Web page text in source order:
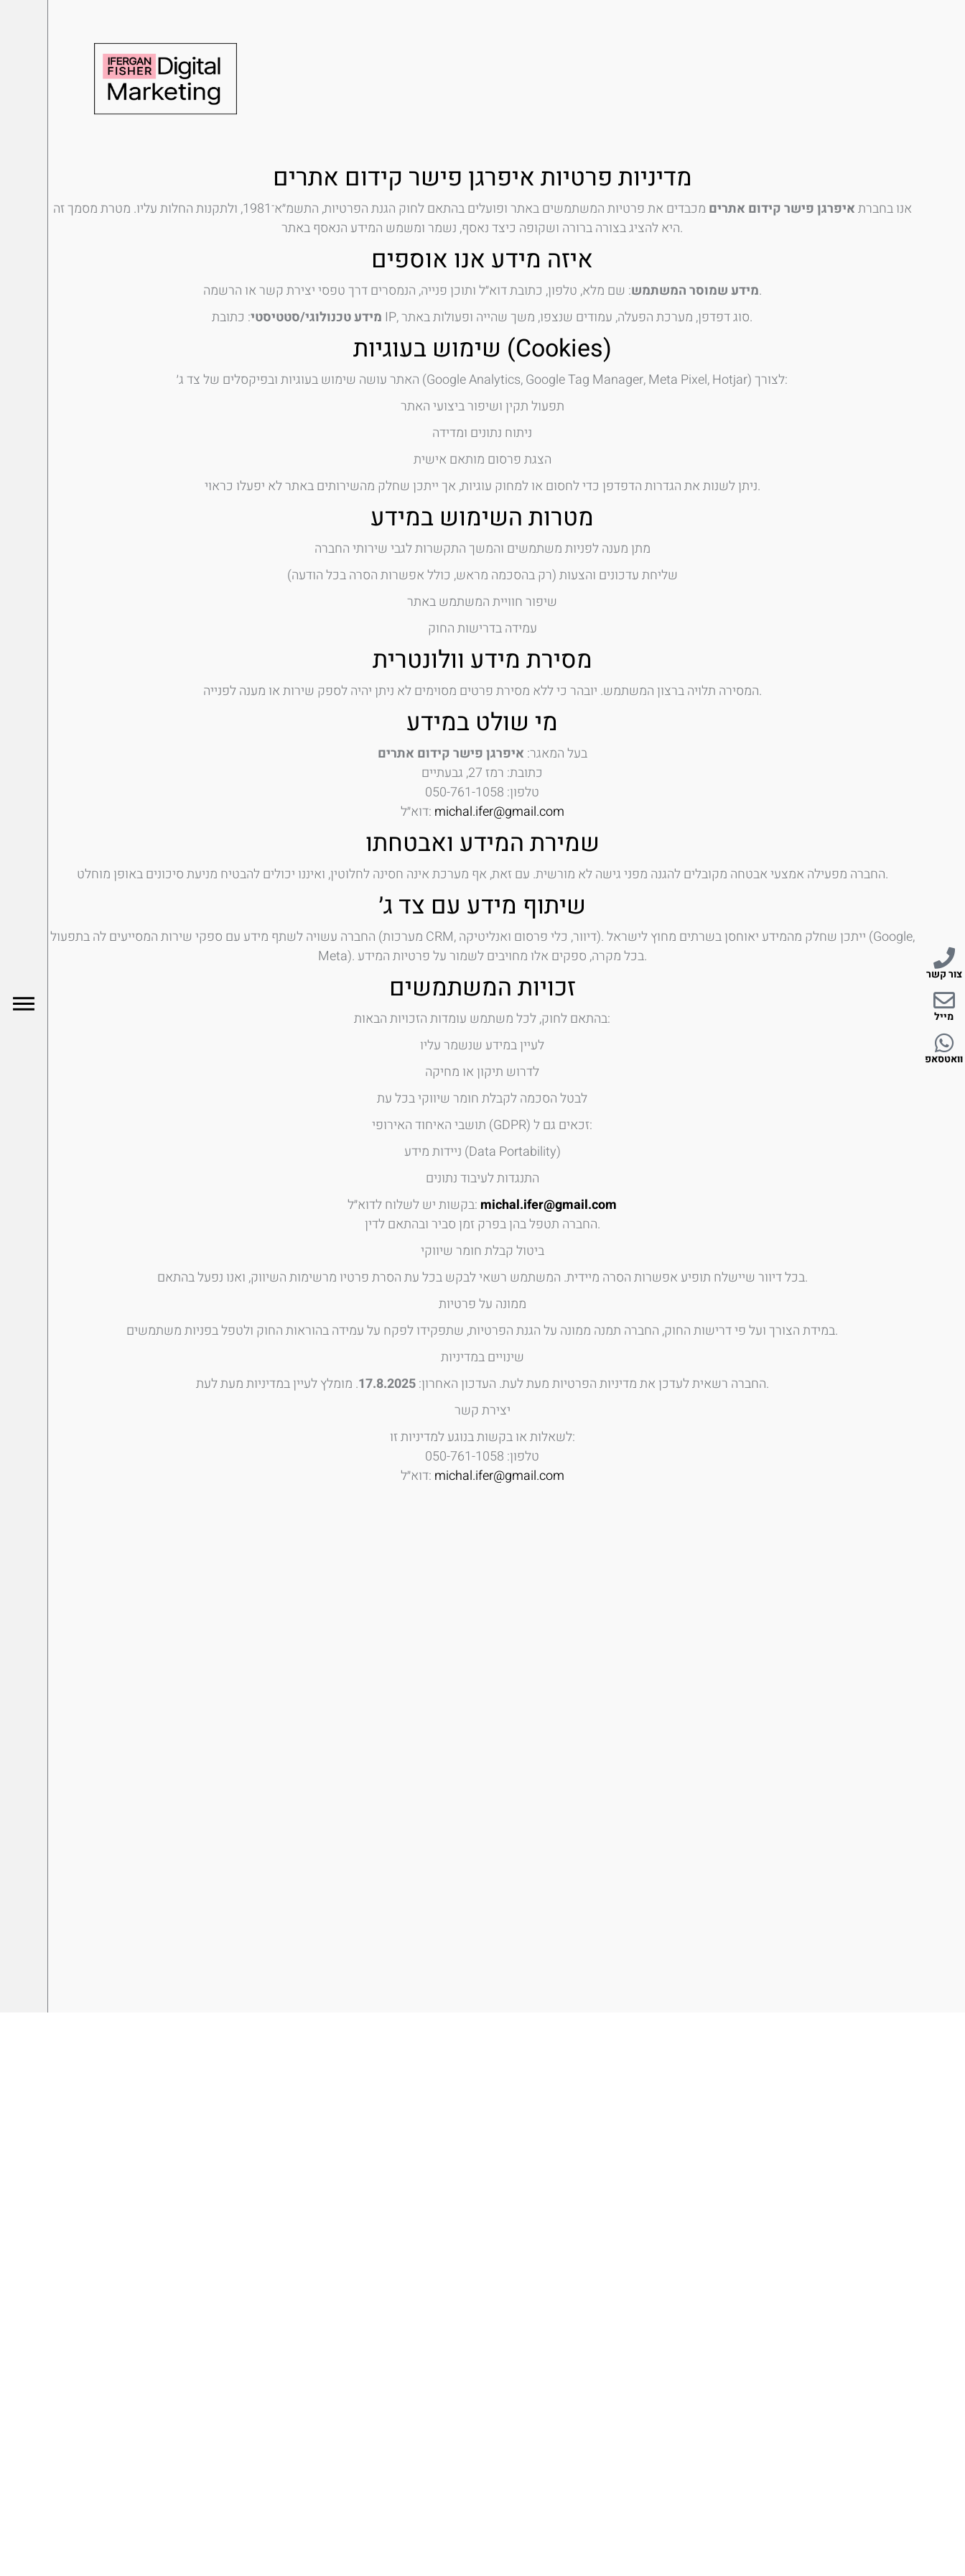
מדיניות פרטיות איפרגן פישר קידום אתרים
אנו בחברתאיפרגן פישר קידום אתרים
מכבדים את פרטיות המשתמשים באתר ופועלים בהתאם לחוק הגנת הפרטיות, התשמ״א־1981, ולתקנות החלות עליו. מטרת מסמך זה
היא להציג בצורה ברורה ושקופה כיצד נאסף, נשמר ומשמש המידע הנאסף באתר.
איזה מידע אנו אוספים
מידע שמוסר המשתמש: שם מלא, טלפון, כתובת דוא״ל ותוכן פנייה, הנמסרים דרך טפסי יצירת קשר או הרשמה.
מידע טכנולוגי/סטטיסטי
: כתובת IP, סוג דפדפן, מערכת הפעלה, עמודים שנצפו, משך שהייה ופעולות באתר.
שימוש בעוגיות (Cookies)
האתר עושה שימוש בעוגיות ובפיקסלים של צד ג׳ (Google Analytics, Google Tag Manager, Meta Pixel, Hotjar) לצורך:
תפעול תקין ושיפור ביצועי האתר
ניתוח נתונים ומדידה
הצגת פרסום מותאם אישית
ניתן לשנות את הגדרות הדפדפן כדי לחסום או למחוק עוגיות, אך ייתכן שחלק מהשירותים באתר לא יפעלו כראוי.
מטרות השימוש במידע
מתן מענה לפניות משתמשים והמשך התקשרות לגבי שירותי החברה
שליחת עדכונים והצעות (רק בהסכמה מראש, כולל אפשרות הסרה בכל הודעה)
שיפור חוויית המשתמש באתר
עמידה בדרישות החוק
מסירת מידע וולונטרית
המסירה תלויה ברצון המשתמש. יובהר כי ללא מסירת פרטים מסוימים לא ניתן יהיה לספק שירות או מענה לפנייה.
מי שולט במידע
בעל המאגר: איפרגן פישר קידום אתרים
כתובת: רמז 27, גבעתיים
טלפון: 050-761-1058
דוא״ל: michal.ifer@gmail.com
שמירת המידע ואבטחתו
החברה מפעילה אמצעי אבטחה מקובלים להגנה מפני גישה לא מורשית. עם זאת, אף מערכת אינה חסינה לחלוטין, ואיננו יכולים להבטיח מניעת סיכונים באופן מוחלט.
שיתוף מידע עם צד ג׳
החברה עשויה לשתף מידע עם ספקי שירות המסייעים לה בתפעול (מערכות CRM, דיוור, כלי פרסום ואנליטיקה). ייתכן שחלק מהמידע יאוחסן בשרתים מחוץ לישראל (Google,
Meta). בכל מקרה, ספקים אלו מחויבים לשמור על פרטיות המידע.
זכויות המשתמשים
בהתאם לחוק, לכל משתמש עומדות הזכויות הבאות:
לעיין במידע שנשמר עליו
לדרוש תיקון או מחיקה
לבטל הסכמה לקבלת חומר שיווקי בכל עת
תושבי האיחוד האירופי (GDPR) זכאים גם ל:
ניידות מידע (Data Portability)
התנגדות לעיבוד נתונים
בקשות יש לשלוח לדוא״ל: michal.ifer@gmail.com
החברה תטפל בהן בפרק זמן סביר ובהתאם לדין.
ביטול קבלת חומר שיווקי
בכל דיוור שיישלח תופיע אפשרות הסרה מיידית. המשתמש רשאי לבקש בכל עת הסרת פרטיו מרשימות השיווק, ואנו נפעל בהתאם.
ממונה על פרטיות
במידת הצורך ועל פי דרישות החוק, החברה תמנה ממונה על הגנת הפרטיות, שתפקידו לפקח על עמידה בהוראות החוק ולטפל בפניות משתמשים.
שינויים במדיניות
החברה רשאית לעדכן את מדיניות הפרטיות מעת לעת. העדכון האחרון:17.8.2025
. מומלץ לעיין במדיניות מעת לעת.
יצירת קשר
לשאלות או בקשות בנוגע למדיניות זו:
טלפון: 050-761-1058
דוא״ל: michal.ifer@gmail.com
צור קשר
מייל
וואטסאפ